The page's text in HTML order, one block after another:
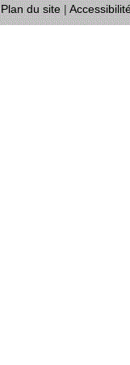
Plan du site|